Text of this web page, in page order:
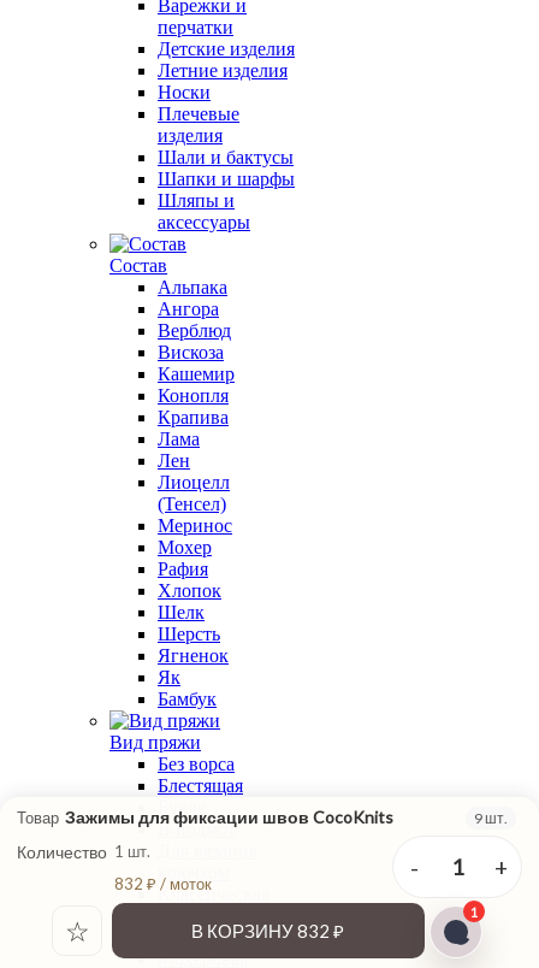
Варежки и
перчатки
Детские изделия
Летние изделия
Носки
Плечевые
изделия
Шали и бактусы
Шапки и шарфы
Шляпы и
аксессуары
Состав
Альпака
Ангора
Верблюд
Вискоза
Кашемир
Конопля
Крапива
Лама
Лен
Лиоцелл
(Тенсел)
Меринос
Мохер
Рафия
Хлопок
Шелк
Шерсть
Ягненок
Як
Бамбук
Вид пряжи
Без ворса
Блестящая
Букле
В подмот
Классическая
Меланжевая
Мохеровая
Товар Зажимы для фиксации швов CocoKnits 9 шт.
Количество 1 шт.
832 ₽ / моток
- 1 +
☆ В КОРЗИНУ832 ₽
1